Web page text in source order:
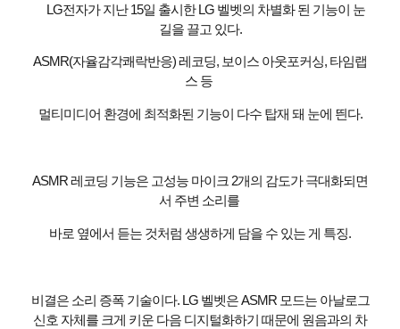
LG전자가 지난 15일 출시한 LG 벨벳의 차별화 된 기능이 눈
길을 끌고 있다.
ASMR(자율감각쾌락반응) 레코딩, 보이스 아웃포커싱, 타임랩
스 등
멀티미디어 환경에 최적화된 기능이 다수 탑재 돼 눈에 띈다.
ASMR 레코딩 기능은 고성능 마이크 2개의 감도가 극대화되면
서 주변 소리를
바로 옆에서 듣는 것처럼 생생하게 담을 수 있는 게 특징.
비결은 소리 증폭 기술이다. LG 벨벳은 ASMR 모드는 아날로그
신호 자체를 크게 키운 다음 디지털화하기 때문에 원음과의 차